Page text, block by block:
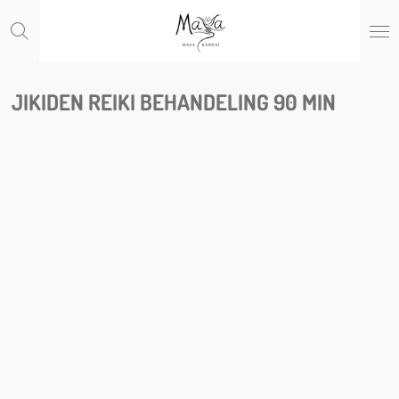
direct
hoofdinhoud
JIKIDEN REIKI BEHANDELING 90 MIN